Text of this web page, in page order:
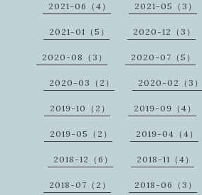
2021-06（4） 2021-05（3）
2021-01（5） 2020-12（3）
2020-08（3） 2020-07（5）
2020-03（2） 2020-02（3）
2019-10（2） 2019-09（4）
2019-05（2） 2019-04（4）
2018-12（6） 2018-11（4）
2018-07（2） 2018-06（3）